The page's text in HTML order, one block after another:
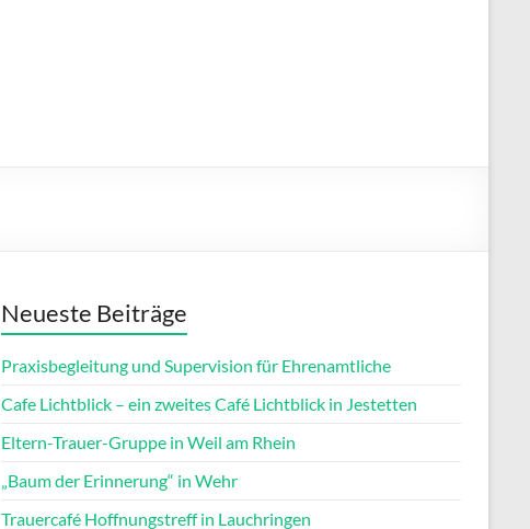
Neueste Beiträge
Praxisbegleitung und Supervision für Ehrenamtliche
Cafe Lichtblick – ein zweites Café Lichtblick in Jestetten
Eltern-Trauer-Gruppe in Weil am Rhein
„Baum der Erinnerung“ in Wehr
Trauercafé Hoffnungstreff in Lauchringen